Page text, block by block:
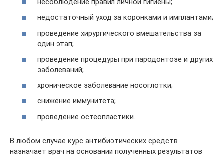
недостаточный уход за коронками и имплантами;
проведение хирургического вмешательства за
один этап;
проведение процедуры при пародонтозе и других
заболеваний;
хроническое заболевание носоглотки;
снижение иммунитета;
проведение остеопластики.
В любом случае курс антибиотических средств
назначает врач на основании полученных результатов